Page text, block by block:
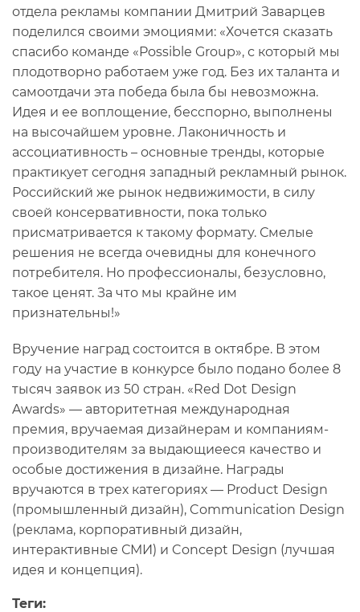
отдела рекламы компании Дмитрий Заварцев
поделился своими эмоциями: «Хочется сказать
спасибо команде «Possible Group», с который мы
плодотворно работаем уже год. Без их таланта и
самоотдачи эта победа была бы невозможна.
Идея и ее воплощение, бесспорно, выполнены
на высочайшем уровне. Лаконичность и
ассоциативность – основные тренды, которые
практикует сегодня западный рекламный рынок.
Российский же рынок недвижимости, в силу
своей консервативности, пока только
присматривается к такому формату. Смелые
решения не всегда очевидны для конечного
потребителя. Но профессионалы, безусловно,
такое ценят. За что мы крайне им
признательны!»
Вручение наград состоится в октябре. В этом
году на участие в конкурсе было подано более 8
тысяч заявок из 50 стран. «Red Dot Design
Awards» — авторитетная международная
премия, вручаемая дизайнерам и компаниям-
производителям за выдающиееся качество и
особые достижения в дизайне. Награды
вручаются в трех категориях — Product Design
(промышленный дизайн), Communication Design
(реклама, корпоративный дизайн,
интерактивные СМИ) и Concept Design (лучшая
идея и концепция).
Теги: